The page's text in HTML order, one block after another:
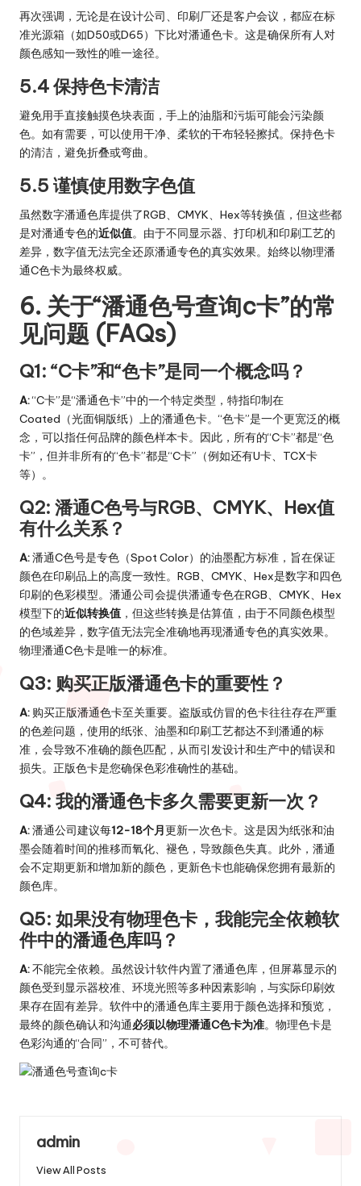
再次强调，无论是在设计公司、印刷厂还是客户会议，都应在标
准光源箱（如D50或D65）下比对潘通色卡。这是确保所有人对
颜色感知一致性的唯一途径。
5.4 保持色卡清洁
避免用手直接触摸色块表面，手上的油脂和污垢可能会污染颜
色。如有需要，可以使用干净、柔软的干布轻轻擦拭。保持色卡
的清洁，避免折叠或弯曲。
5.5 谨慎使用数字色值
虽然数字潘通色库提供了RGB、CMYK、Hex等转换值，但这些都
是对潘通专色的近似值。由于不同显示器、打印机和印刷工艺的
差异，数字值无法完全还原潘通专色的真实效果。始终以物理潘
通C色卡为最终权威。
6. 关于“潘通色号查询c卡”的常
见问题 (FAQs)
Q1: “C卡”和“色卡”是同一个概念吗？
A:“C卡”是“潘通色卡”中的一个特定类型，特指印制在
Coated（光面铜版纸）上的潘通色卡。“色卡”是一个更宽泛的概
念，可以指任何品牌的颜色样本卡。因此，所有的“C卡”都是“色
卡”，但并非所有的“色卡”都是“C卡”（例如还有U卡、TCX卡
等）。
Q2: 潘通C色号与RGB、CMYK、Hex值
有什么关系？
A:潘通C色号是专色（Spot Color）的油墨配方标准，旨在保证
颜色在印刷品上的高度一致性。RGB、CMYK、Hex是数字和四色
印刷的色彩模型。潘通公司会提供潘通专色在RGB、CMYK、Hex
模型下的近似转换值 ，但这些转换是估算值，由于不同颜色模型
的色域差异，数字值无法完全准确地再现潘通专色的真实效果。
物理潘通C色卡是唯一的标准。
Q3: 购买正版潘通色卡的重要性？
A: 购买正版潘通色卡至关重要。盗版或仿冒的色卡往往存在严重
的色差问题，使用的纸张、油墨和印刷工艺都达不到潘通的标
准，会导致不准确的颜色匹配，从而引发设计和生产中的错误和
损失。正版色卡是您确保色彩准确性的基础。
Q4: 我的潘通色卡多久需要更新一次？
A:潘通公司建议每12-18个月更新一次色卡。这是因为纸张和油
墨会随着时间的推移而氧化、褪色，导致颜色失真。此外，潘通
会不定期更新和增加新的颜色，更新色卡也能确保您拥有最新的
颜色库。
Q5: 如果没有物理色卡，我能完全依赖软
件中的潘通色库吗？
A:不能完全依赖。虽然设计软件内置了潘通色库，但屏幕显示的
颜色受到显示器校准、环境光照等多种因素影响，与实际印刷效
果存在固有差异。软件中的潘通色库主要用于颜色选择和预览，
最终的颜色确认和沟通必须以物理潘通C色卡为准。物理色卡是
色彩沟通的“合同”，不可替代。
admin
View All Posts